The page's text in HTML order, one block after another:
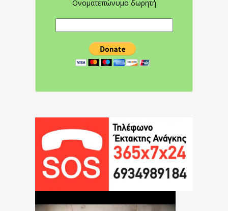
Ονοματεπώνυμο δωρητή